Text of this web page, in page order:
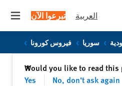
العربية تبرعوا الآن
سوريا فيروس كورونا
Would you like to read this
Yes
No, don't ask again
✕إغلاق